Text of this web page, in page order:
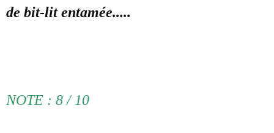
de bit-lit entamée.....
NOTE : 8 / 10